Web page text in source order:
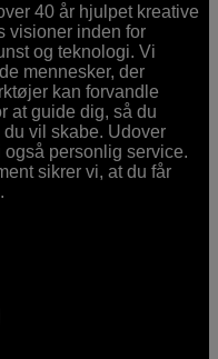
40 år hjulpet kreative
visioner inden for
og teknologi. Vi
mennesker, der
kan forvandle
at guide dig, så du
vil skabe. Udover
personlig service.
sikrer vi, at du får